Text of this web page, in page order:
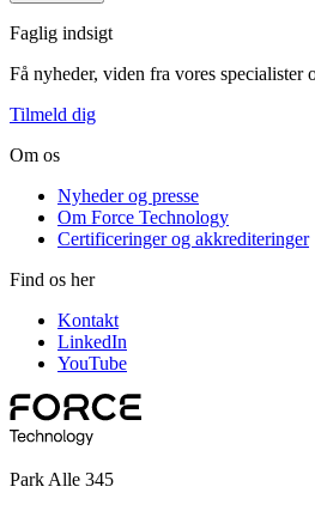
Faglig indsigt
Få nyheder, viden fra vores specialister
Tilmeld dig
Om os
Nyheder og presse
Om Force Technology
Certificeringer og akkrediteringer
Find os her
Kontakt
LinkedIn
YouTube
Park Alle 345